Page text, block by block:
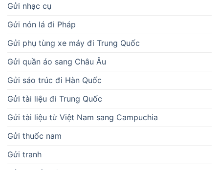
Gửi nhạc cụ
Gửi nón lá đi Pháp
Gửi phụ tùng xe máy đi Trung Quốc
Gửi quần áo sang Châu Âu
Gửi sáo trúc đi Hàn Quốc
Gửi tài liệu đi Trung Quốc
Gửi tài liệu từ Việt Nam sang Campuchia
Gửi thuốc nam
Gửi tranh